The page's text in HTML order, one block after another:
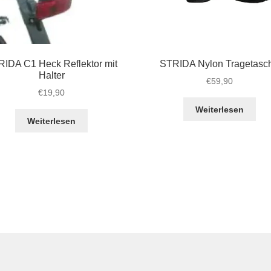
C1 Heck Reflektor mit
Halter
€19,90
Weiterlesen
STRIDA Nylon
€59,90
Weiterlesen